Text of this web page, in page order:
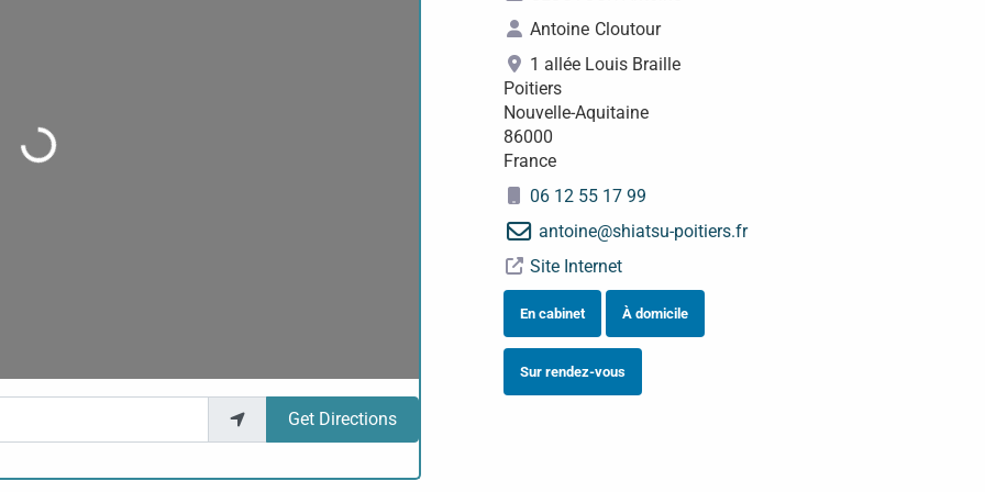
Loading...
Get Directions
Antoine Cloutour
1 allée Louis Braille
Poitiers
Nouvelle-Aquitaine
86000
France
06 12 55 17 99
antoine@shiatsu-poitiers.fr
Site Internet
En cabinet À domicile
Sur rendez-vous